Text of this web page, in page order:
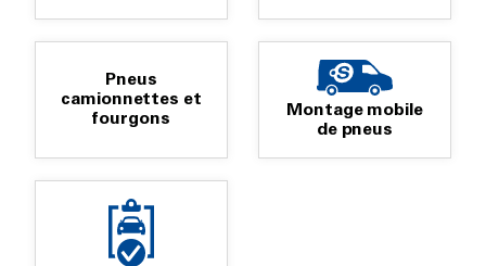
Pneus
camionnettes et
fourgons
Montage mobile
de pneus